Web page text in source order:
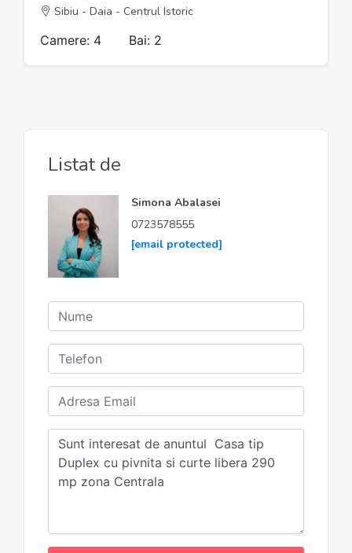
Sibiu - Daia - Centrul Istoric
Camere: 4 Bai: 2
Listat de
Simona Abalasei
0723578555
[email protected]